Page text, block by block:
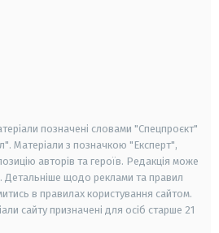
позначені словами "Спецпроєкт"
Матеріали з позначкою "Експерт",
авторів та героїв. Редакція може
Детальніше щодо реклами та правил
в правилах користування сайтом.
сайту призначені для осіб старше 21